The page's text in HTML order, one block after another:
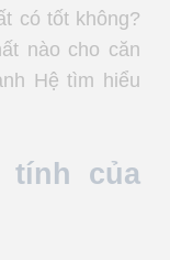
có tốt không?
nào cho căn
Hệ tìm hiểu
tính của